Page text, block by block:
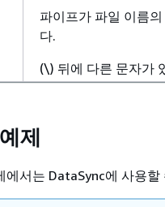
파이프가 파일 이름
다.
(\) 뒤에 다른 문자가
제
에서는 DataSync에 사용